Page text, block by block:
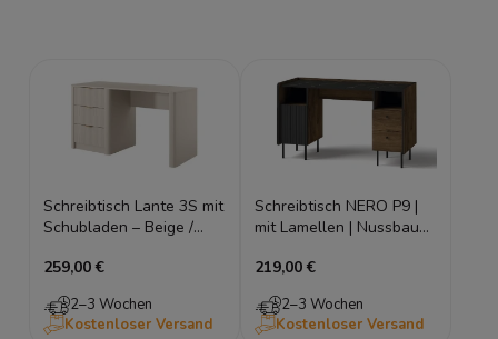
Schreibtisch Lante 3S mit
Schubladen – Beige /
Fronten & Runde Ecken
259,00 €
2–3 Wochen
Kostenloser Versand
Schreibtisch NERO P9 |
mit Lamellen | Nussbaum
industrial
219,00 €
2–3 Wochen
Kostenloser Versand